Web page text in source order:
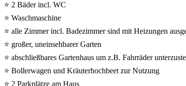
⭐ 2 Bäder incl. WC
⭐ Waschmaschine
⭐ alle Zimmer incl. Badezimmer sind mit Heizungen
⭐ großer, uneinsehbarer Garten
⭐ abschließbares Gartenhaus um z.B. Fahrräder
⭐ Bollerwagen und Kräuterhochbeet zur Nutzung
⭐ 2 Parkplätze am Haus